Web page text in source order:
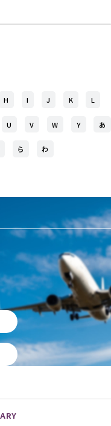
H I J K L
U V W Y あ
ら わ